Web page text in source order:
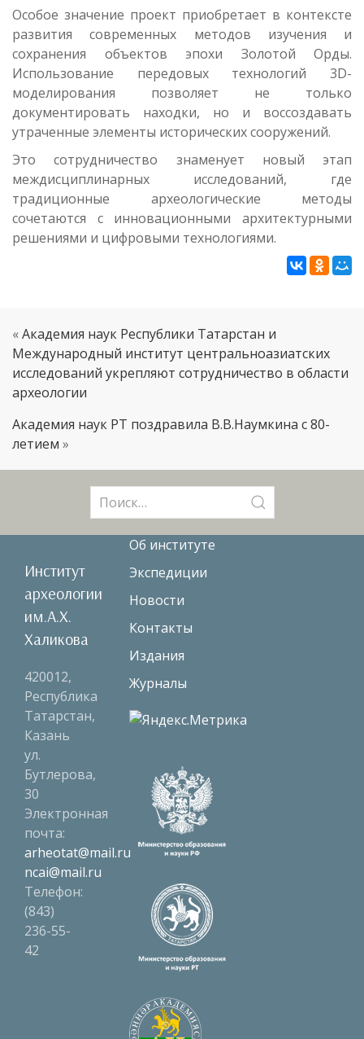
Особое значение проект приобретает в контексте
развития современных методов изучения и
сохранения объектов эпохи Золотой Орды.
Использование передовых технологий 3D-
моделирования позволяет не только
документировать находки, но и воссоздавать
утраченные элементы исторических сооружений.
Это сотрудничество знаменует новый этап
междисциплинарных исследований, где
традиционные археологические методы
сочетаются с инновационными архитектурными
решениями и цифровыми технологиями.
«Академия наук Республики Татарстан и
Международный институт центральноазиатских
исследований укрепляют сотрудничество в области
археологии
Академия наук РТ поздравила В.В.Наумкина с 80-
летием »
Институт
археологии
им.А.Х.
Халикова
420012,
Республика
Татарстан,
Казань
ул.
Бутлерова,
30
Электронная
почта:
arheotat@mail.ru
ncai@mail.ru
Телефон:
(843)
236-55-
42
Об институте
Экспедиции
Новости
Контакты
Издания
Журналы